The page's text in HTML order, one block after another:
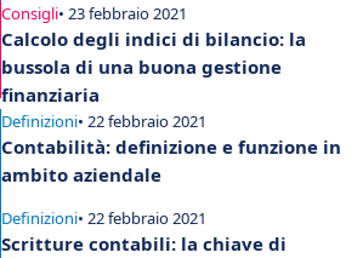
Consigli• 23 febbraio 2021
Calcolo degli indici di bilancio: la
bussola di una buona gestione
finanziaria
Definizioni• 22 febbraio 2021
Contabilità: definizione e funzione in
ambito aziendale
Definizioni• 22 febbraio 2021
Scritture contabili: la chiave di